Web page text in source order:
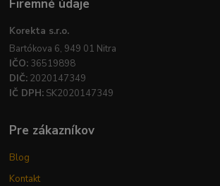
Firemné údaje
Korekta s.r.o.
Bartókova 6, 949 01 Nitra
IČO: 36519898
DIČ: 2020147349
IČ DPH: SK2020147349
Pre zákazníkov
Blog
Kontakt